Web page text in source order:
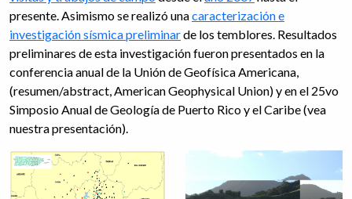
presente. Asimismo se realizó unacaracterización e
investigación sísmica preliminarde los temblores. Resultados
preliminares de esta investigación fueron presentados en la
conferencia anual de la Unión de Geofísica Americana,
(resumen/abstract, American Geophysical Union) y en el 25vo
Simposio Anual de Geología de Puerto Rico y el Caribe (vea
nuestra presentación).